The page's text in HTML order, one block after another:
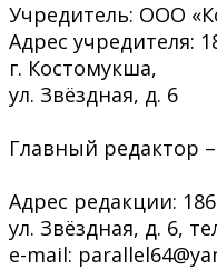
Учредитель: ООО
Адрес учредителя:
г. Костомукша,
ул. Звёздная, д. 6
Главный редактор
Адрес редакции:
ул. Звёздная, д. 6,
e-mail: